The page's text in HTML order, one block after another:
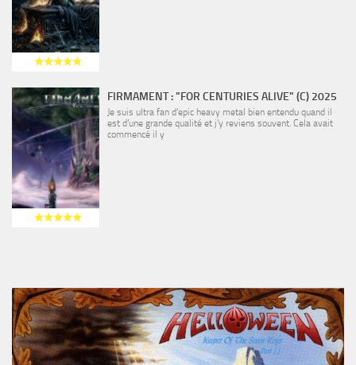
FIRMAMENT : "FOR CENTURIES ALIVE" (C) 2025
Je suis ultra fan d’epic heavy metal bien entendu quand il
est d’une grande qualité et j’y reviens souvent. Cela avait
commencé il y